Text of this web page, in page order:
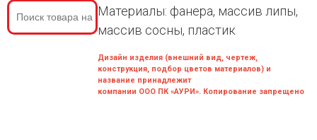
Материалы: фанера, массив липы,
массив сосны, пластик
Дизайн изделия (внешний вид, чертеж,
конструкция, подбор цветов материалов) и
название принадлежит
компании ООО ПК «АУРИ». Копирование запрещено